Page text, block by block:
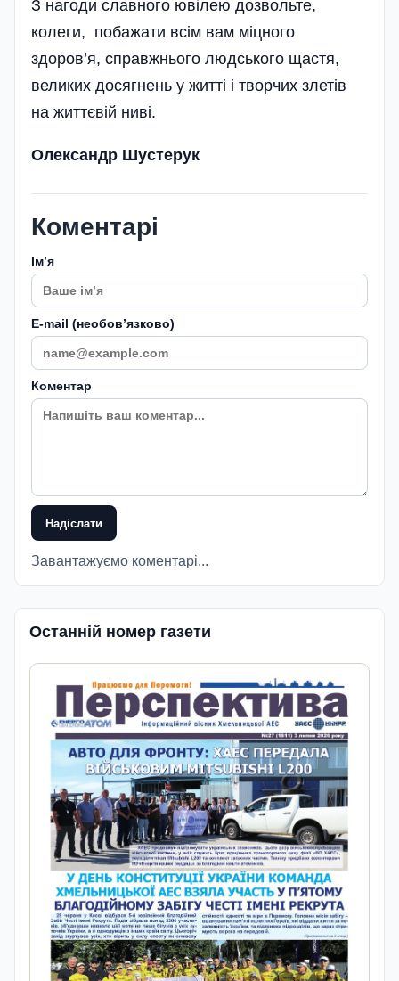
З нагоди славного ювілею дозвольте,
колеги, побажати всім вам міцного
здоров’я, справжньо­го людського щастя,
великих досягнень у житті і творчих злетів
на життєвій ниві.
Олександр Шустерук
Коментарі
Імʼя
E-mail (необовʼязково)
Коментар
Надіслати
Завантажуємо коментарі...
Останній номер газети